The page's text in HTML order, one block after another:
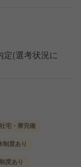
(選考状況に
社宅・寮完備
制度あり
度あり